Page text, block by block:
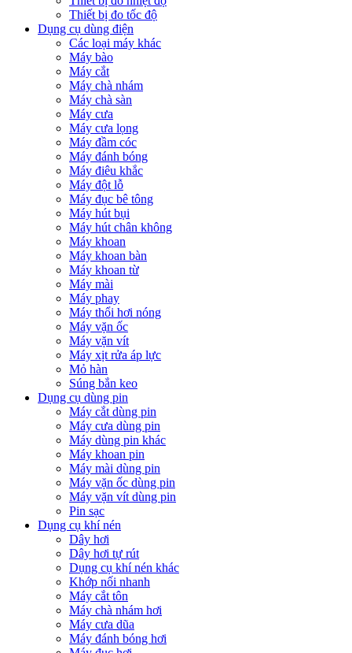
Thiết bị đo tốc độ
Dụng cụ dùng điện
Các loại máy khác
Máy bào
Máy cắt
Máy chà nhám
Máy chà sàn
Máy cưa
Máy cưa lọng
Máy đầm cóc
Máy đánh bóng
Máy điêu khắc
Máy đột lỗ
Máy đục bê tông
Máy hút bụi
Máy hút chân không
Máy khoan
Máy khoan bàn
Máy khoan từ
Máy mài
Máy phay
Máy thổi hơi nóng
Máy vặn ốc
Máy vặn vít
Máy xịt rửa áp lực
Mỏ hàn
Súng bắn keo
Dụng cụ dùng pin
Máy cắt dùng pin
Máy cưa dùng pin
Máy dùng pin khác
Máy khoan pin
Máy mài dùng pin
Máy vặn ốc dùng pin
Máy vặn vít dùng pin
Pin sạc
Dụng cụ khí nén
Dây hơi
Dây hơi tự rút
Dụng cụ khí nén khác
Khớp nối nhanh
Máy cắt tôn
Máy chà nhám hơi
Máy cưa dũa
Máy đánh bóng hơi